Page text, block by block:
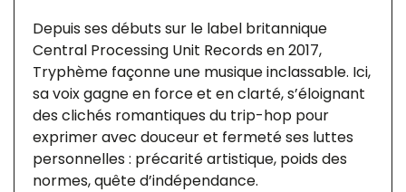
Depuis ses débuts sur le label britannique
Central Processing Unit Records en 2017,
Tryphème façonne une musique inclassable. Ici,
sa voix gagne en force et en clarté, s’éloignant
des clichés romantiques du trip-hop pour
exprimer avec douceur et fermeté ses luttes
personnelles : précarité artistique, poids des
normes, quête d’indépendance.